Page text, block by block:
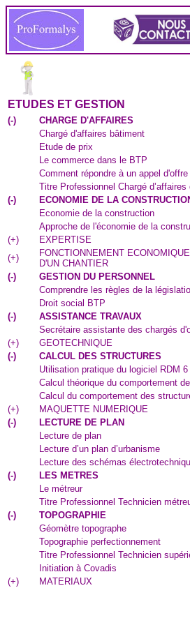
ETUDES ET GESTION
(-)
CHARGE D'AFFAIRES
Chargé d'affaires bâtiment
Etude de prix
Le commerce dans le BTP
Comment répondre à un appel
Titre Professionnel Chargé
(-)
ECONOMIE DE LA
Economie de la construction
Approche de l'économie de la
(+)
EXPERTISE
(+)
FONCTIONNEMENT
D'UN CHANTIER
(-)
GESTION DU PERSONNEL
Comprendre les règles de la
Droit social BTP
(-)
ASSISTANCE TRAVAUX
Secrétaire assistante des chargés
(+)
GEOTECHNIQUE
(-)
CALCUL DES STRUCTURES
Utilisation pratique du logiciel RDM 6
Calcul théorique du comportement
Calcul du comportement des
(+)
MAQUETTE NUMERIQUE
(-)
LECTURE DE PLAN
Lecture de plan
Lecture d’un plan d’urbanisme
Lecture des schémas
(-)
LES METRES
Le métreur
Titre Professionnel Technicien
(-)
TOPOGRAPHIE
Géomètre topographe
Topographie perfectionnement
Titre Professionnel Technicien
Initiation à Covadis
(+) MATERIAUX